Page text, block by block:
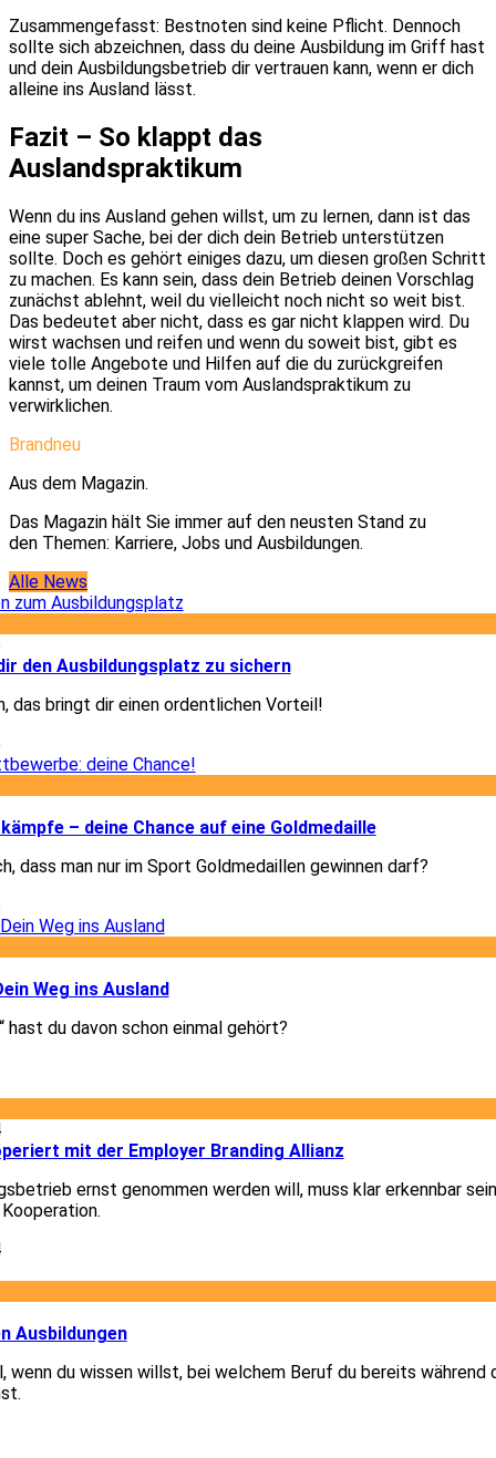
Zusammengefasst: Bestnoten sind keine Pflicht. Dennoch
sollte sich abzeichnen, dass du deine Ausbildung im Griff hast
und dein Ausbildungsbetrieb dir vertrauen kann, wenn er dich
alleine ins Ausland lässt.
Fazit – So klappt das
Auslandspraktikum
Wenn du ins Ausland gehen willst, um zu lernen, dann ist das
eine super Sache, bei der dich dein Betrieb unterstützen
sollte. Doch es gehört einiges dazu, um diesen großen Schritt
zu machen. Es kann sein, dass dein Betrieb deinen Vorschlag
zunächst ablehnt, weil du vielleicht noch nicht so weit bist.
Das bedeutet aber nicht, dass es gar nicht klappen wird. Du
wirst wachsen und reifen und wenn du soweit bist, gibt es
viele tolle Angebote und Hilfen auf die du zurückgreifen
kannst, um deinen Traum vom Auslandspraktikum zu
verwirklichen.
Brandneu
Aus dem Magazin.
Das Magazin hält Sie immer auf den neusten Stand zu
den Themen: Karriere, Jobs und Ausbildungen.
Alle News
den Ausbildungsplatz zu sichern
das bringt dir einen ordentlichen Vorteil!
– deine Chance auf eine Goldmedaille
dass man nur im Sport Goldmedaillen gewinnen darf?
Weg ins Ausland
hast du davon schon einmal gehört?
mit der Employer Branding Allianz
ernst genommen werden will, muss klar erkennbar
Ausbildungen
wenn du wissen willst, bei welchem Beruf du bereits während